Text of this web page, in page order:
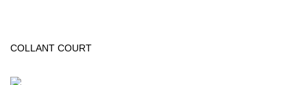
COLLANT COURT